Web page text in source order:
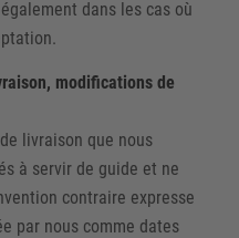
dans les cas où
modifications de
livraison que nous
à servir de guide et ne
contraire expresse
par nous comme dates